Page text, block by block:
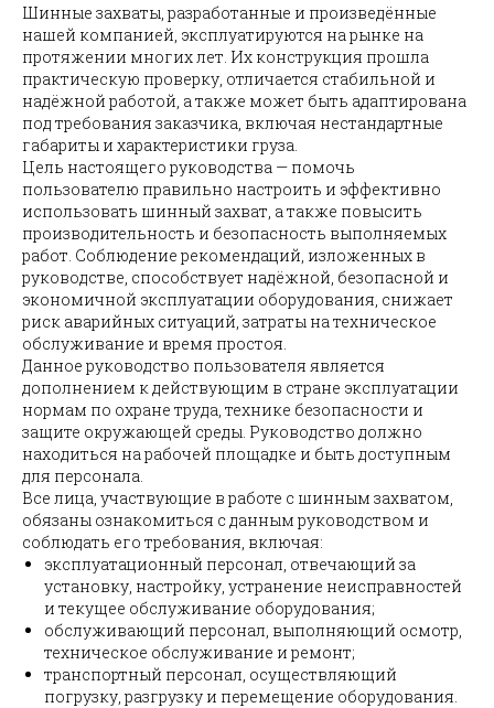
Шинные захваты, разработанные и произведённые
нашей компанией, эксплуатируются на рынке на
протяжении многих лет. Их конструкция прошла
практическую проверку, отличается стабильной и
надёжной работой, а также может быть адаптирована
под требования заказчика, включая нестандартные
габариты и характеристики груза.
Цель настоящего руководства — помочь
пользователю правильно настроить и эффективно
использовать шинный захват, а также повысить
производительность и безопасность выполняемых
работ. Соблюдение рекомендаций, изложенных в
руководстве, способствует надёжной, безопасной и
экономичной эксплуатации оборудования, снижает
риск аварийных ситуаций, затраты на техническое
обслуживание и время простоя.
Данное руководство пользователя является
дополнением к действующим в стране эксплуатации
нормам по охране труда, технике безопасности и
защите окружающей среды. Руководство должно
находиться на рабочей площадке и быть доступным
для персонала.
Все лица, участвующие в работе с шинным захватом,
обязаны ознакомиться с данным руководством и
соблюдать его требования, включая:
эксплуатационный персонал, отвечающий за
установку, настройку, устранение неисправностей
и текущее обслуживание оборудования;
обслуживающий персонал, выполняющий осмотр,
техническое обслуживание и ремонт;
транспортный персонал, осуществляющий
погрузку, разгрузку и перемещение оборудования.